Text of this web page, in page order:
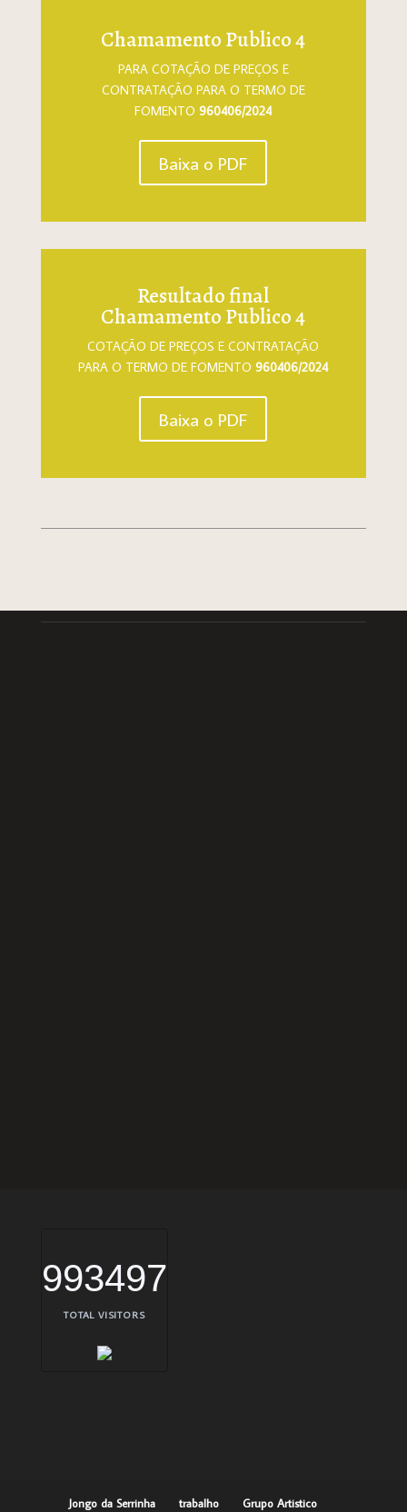
Chamamento Publico 4
PARA COTAÇÃO DE PREÇOS E
CONTRATAÇÃO PARA O TERMO DE
FOMENTO960406/2024
Baixa o PDF
Resultado final
Chamamento Publico 4
COTAÇÃO DE PREÇOS E CONTRATAÇÃO
PARA O TERMO DE FOMENTO960406/2024
Baixa o PDF
993497
TOTAL VISITORS
Jongo da Serrinha trabalho Grupo Artistico